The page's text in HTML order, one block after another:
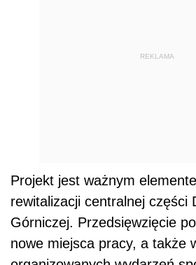
REKLAMA
Projekt jest ważnym
rewitalizacji centralnej części
Górniczej. Przedsięwzięcie
nowe miejsca pracy, a także